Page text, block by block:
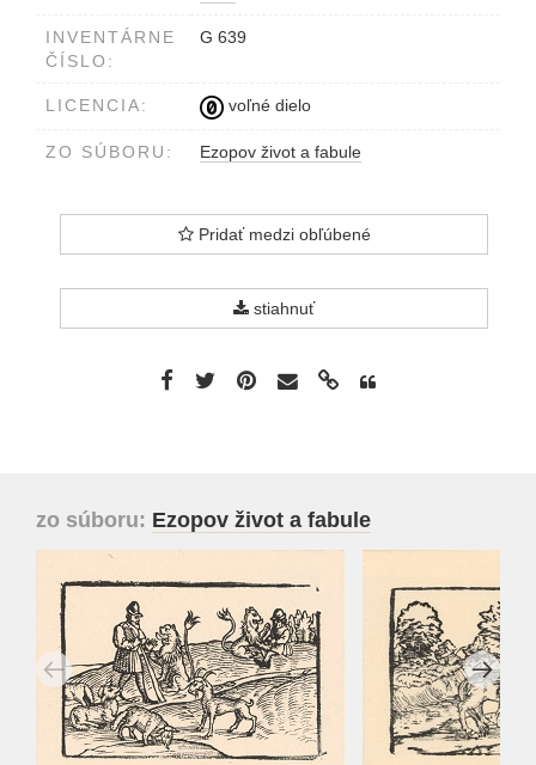
INVENTÁRNE
ČÍSLO:
G 639
LICENCIA: voľné dielo
ZO SÚBORU: Ezopov život a fabule
Pridať medzi obľúbené
stiahnuť
zo súboru: Ezopov život a fabule